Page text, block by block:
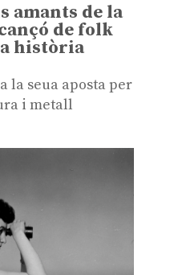
amants de la
de folk
història
la seua aposta per
i metall